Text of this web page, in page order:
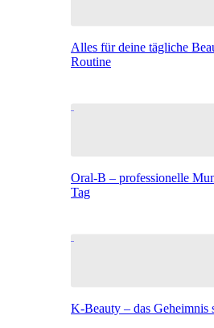
Alles für deine tägliche
Routine
Oral-B – professionelle
Tag
K-Beauty – das Geheimnis